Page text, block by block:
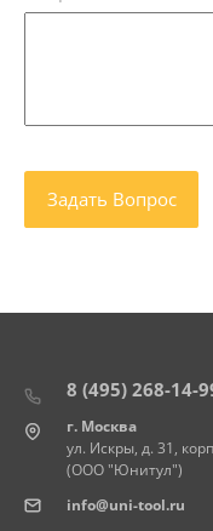
8 (495) 268-14-
г. Москва
ул. Искры, д. 31,
(ООО "Юнитул")
info@uni-tool.ru